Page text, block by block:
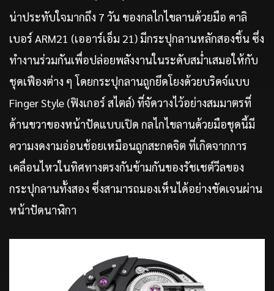
น่าประทับใจมากถึง 7 วัน ของกลไกไขลานด้วยมือ คาลิ
เบอร์ ARM21 (เออาร์เอ็ม 21) มีกระปุกลานหลักสองชิ้น ซึ่ง
ทำงานร่วมกันเพื่อปล่อยพลังงานในระดับสม่ำเสมอให้กับ
ชุดเฟืองต่าง ๆ โดยกระปุกลานถูกยึดโยงด้วยบริดจ์แบบ
Finger Style (ฟิงเกอร์ สไตล์) ที่จัดวางไว้อย่างสมมาตรที่
ด้านขวาของหน้าปัดแบบเปิด กลไกไขลานด้วยมือชุดนี้มี
ความงดงามอ่อนช้อยเหมือนถูกสะกดจิต ที่เกิดจากการ
เคลื่อนไหวในทิศทางตรงกันข้ามกันของรัชเชต์วีลของ
กระปุกลานทั้งสอง ซึ่งสามารถมองเห็นได้อย่างชัดเจนผ่าน
หน้าปัดนาฬิกา